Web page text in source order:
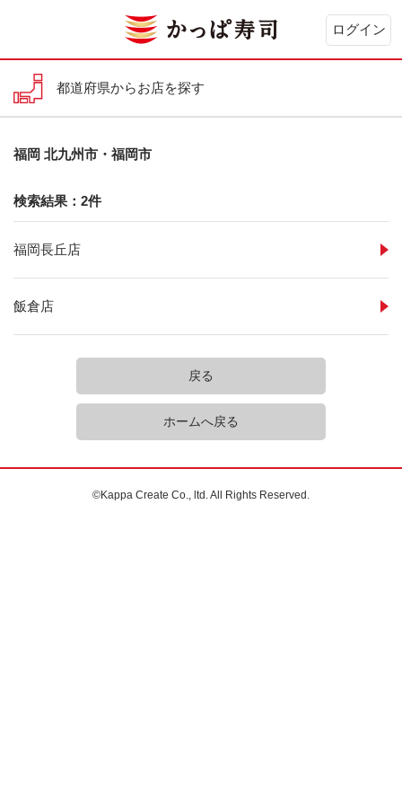
ログイン
都道府県からお店を探す
福岡 北九州市・福岡市
検索結果：2件
福岡長丘店
飯倉店
戻る
ホームへ戻る
©Kappa Create Co., ltd. All Rights Reserved.